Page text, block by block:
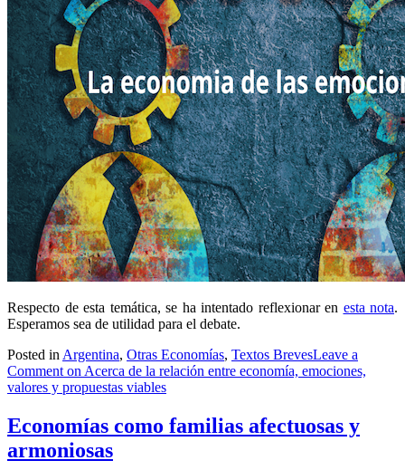
Respecto de esta temática, se ha intentado reflexionar en esta nota.
Esperamos sea de utilidad para el debate.
Posted in Argentina, Otras Economías, Textos BrevesLeave a
Comment on Acerca de la relación entre economía, emociones,
valores y propuestas viables
Economías como familias afectuosas y
armoniosas